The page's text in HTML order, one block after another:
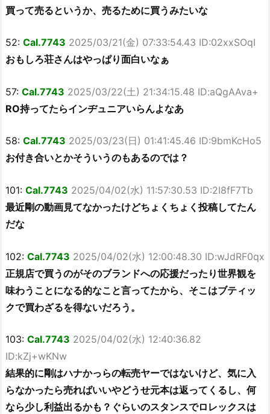
買って売るというか、売るために買うみたいな
52: Cal.7743 2025/03/21(金) 07:33:54.43 ID:02xxSOqI
おもしろ荘さんはやっぱり面白いなぁ
57: Cal.7743 2025/03/22(土) 21:34:15.48 ID:aQgAAva+
RO持ってたらインヂュニアいらんよなあ
58: Cal.7743 2025/03/23(日) 01:41:45.46 ID:9bmKcHo5
お付き合いとかそういうのもあるのでは？
101: Cal.7743 2025/04/02(水) 11:57:30.53 ID:2I8fF7Tb
最近剛の動画見てなかったけどちょくちょく投稿してたん
だな
102: Cal.7743 2025/04/02(水) 12:00:48.30 ID:wJdRF0qx
正規店で買うのがそのブランドへの応援だったり世界観を
味わうことになる的なこと言ってたから、そこはブティッ
クで買わざるを得ないだろう。
103: Cal.7743 2025/04/02(水) 12:40:36.82
ID:kZj+wKNw
結果的に剛はハナかっらの転売ヤーではないけど、気に入
らなかったら売ればいいやどうせ元本は返ってくるし、何
なら少し利益出るかも？ぐらいのスタンスでロレックスは